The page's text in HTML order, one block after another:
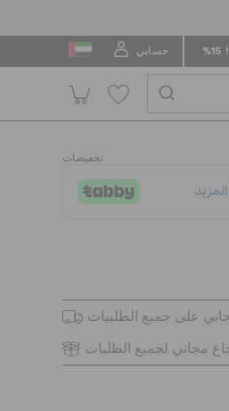
حسابي
تخفيضات
مجاني لجميع الطلبات